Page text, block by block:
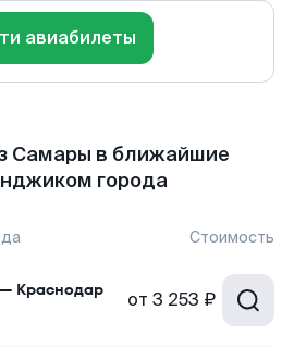
авиабилеты
Самары в ближайшие
города
Стоимость
Краснодар от 3 253 ₽